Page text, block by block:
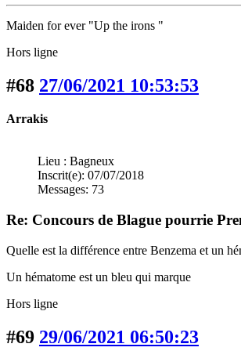
Maiden for ever "Up the irons "
Hors ligne
#68 27/06/2021 10:53:53
Arrakis
Lieu : Bagneux
Inscrit(e): 07/07/2018
Messages: 73
Re: Concours de Blague pourrie
Quelle est la différence entre Benzema et un
Un hématome est un bleu qui marque
Hors ligne
#69 29/06/2021 06:50:23